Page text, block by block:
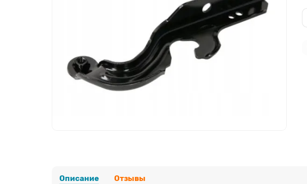
Описание Отзывы